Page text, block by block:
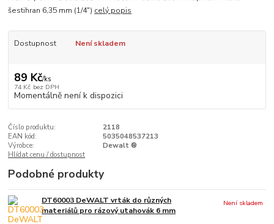
šestihran 6,35 mm (1/4") celý popis
Dostupnost Není skladem
89 Kč/ks
74 Kč bez DPH
Momentálně není k dispozici
Číslo produktu:
2118
EAN kód:
5035048537213
Výrobce:
Dewalt ®
Hlídat cenu / dostupnost
Podobné produkty
DT60003 DeWALT vrták do různých
materiálů pro rázový utahovák 6 mm
Není skladem